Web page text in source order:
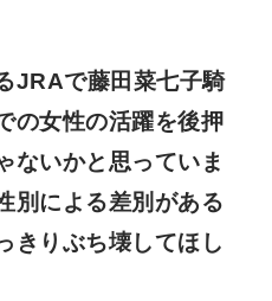
JRAで藤田菜七子騎
の女性の活躍を後押
ないかと思っていま
別による差別がある
きりぶち壊してほし